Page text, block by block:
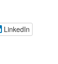
LinkedIn